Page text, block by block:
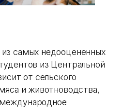
самых недооцененных
из Центральной
от сельского
и животноводства,